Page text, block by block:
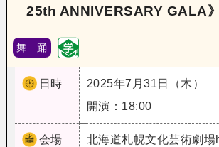
25th ANNIVERSARY GALA》
舞 踊
日時
2025年7月31日（木）
開演：18:00
会場 北海道札幌文化芸術劇